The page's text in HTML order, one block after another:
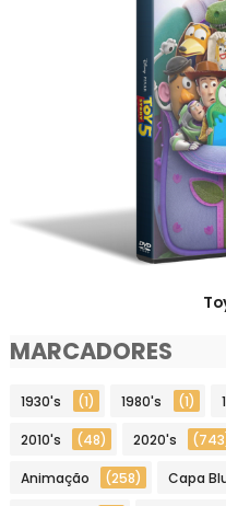
MARCADORES
1930's (1) 1980's (1)
2010's (48) 2020's
Animação (258) Capa